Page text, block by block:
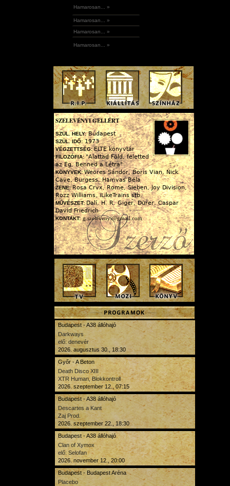
Hamarosan... »
Hamarosan... »
Hamarosan... »
Hamarosan... »
SZELEVÉNYI GELLÉRT
SZÜL. HELY:Budapest
SZÜL. IDŐ: 1973
VÉGZETTSÉG:ELTE könyvtár
FILOZÓFIA:"Alattad Föld, feletted
az Ég, Benned a Létra"
KÖNYVEK:Weöres Sándor, Boris Vian, Nick
Cave, Burgess, Hamvas Béla
ZENE:Rosa Crvx, Rome, Sieben, Joy Division,
Rozz Williams, iLikeTrains stb.
MŰVÉSZET:Dalí, H. R. Giger, Dürer, Caspar
David Friedrich
KONTAKT: g.szelevenyi@gmail.com
Budapest - A38 állóhajó
Darkways
elő: denevér
2026. augusztus 30., 18:30
Győr - A Beton
Death Disco XIII
XTR Human, Blokkontroll
2026. szeptember 12., 07:15
Budapest - A38 állóhajó
Descartes a Kant
Zaj Prod.
2026. szeptember 22., 18:30
Budapest - A38 állóhajó
Clan of Xymox
elő: Selofan
2026. november 12., 20:00
Budapest - Budapest Aréna
Placebo